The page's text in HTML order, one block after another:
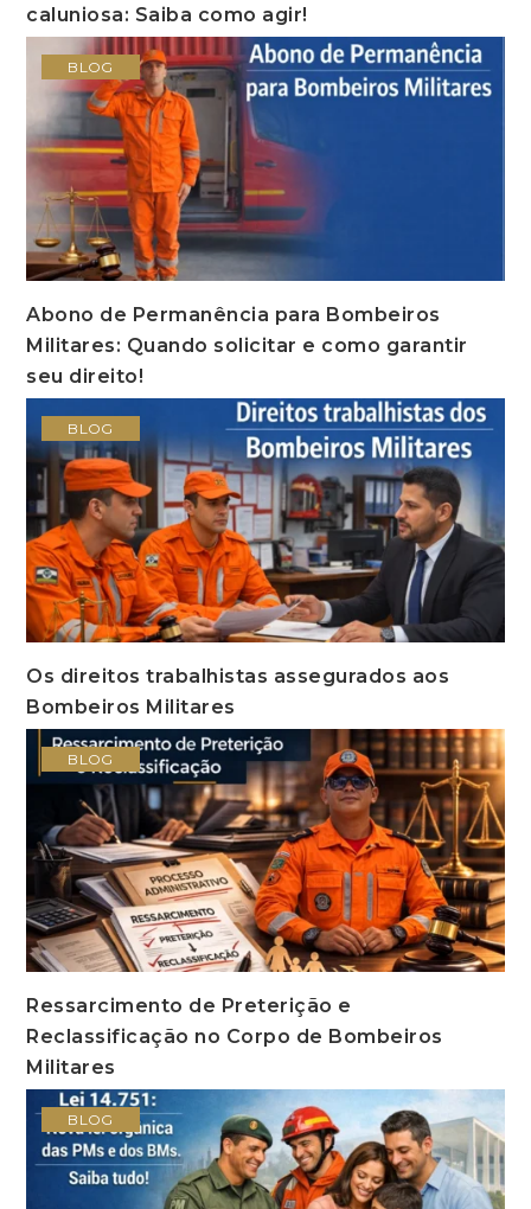
caluniosa: Saiba como agir!
BLOG
Abono de Permanência para Bombeiros
Militares: Quando solicitar e como garantir
seu direito!
BLOG
Os direitos trabalhistas assegurados aos
Bombeiros Militares
BLOG
Ressarcimento de Preterição e
Reclassificação no Corpo de Bombeiros
Militares
BLOG